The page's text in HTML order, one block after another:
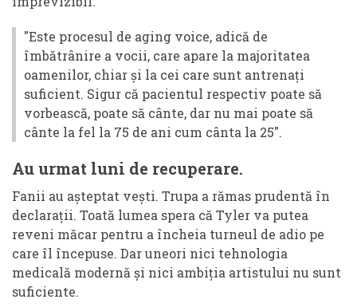
"Este procesul de aging voice, adică de
îmbătrânire a vocii, care apare la majoritatea
oamenilor, chiar și la cei care sunt antrenați
suficient. Sigur că pacientul respectiv poate să
vorbească, poate să cânte, dar nu mai poate să
cânte la fel la 75 de ani cum cânta la 25".
Au urmat luni de recuperare.
Fanii au așteptat vești. Trupa a rămas prudentă în
declarații. Toată lumea spera că Tyler va putea
reveni măcar pentru a încheia turneul de adio pe
care îl începuse. Dar uneori nici tehnologia
medicală modernă și nici ambiția artistului nu sunt
suficiente.